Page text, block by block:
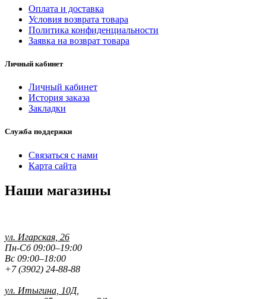
Оплата и доставка
Условия возврата товара
Политика конфиденциальности
Заявка на возврат товара
Личный кабинет
Личный кабинет
История заказа
Закладки
Служба поддержки
Связаться с нами
Карта сайта
Наши магазины
ул. Игарская, 26
Пн-Сб 09:00–19:00
Вс 09:00–18:00
+7 (3902) 24-88-88
ул. Итыгина, 10Д,